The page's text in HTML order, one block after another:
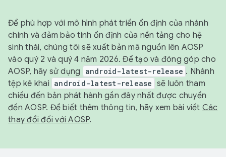
Để phù hợp với mô hình phát triển ổn định của nhánh
chính và đảm bảo tính ổn định của nền tảng cho hệ
sinh thái, chúng tôi sẽ xuất bản mã nguồn lên AOSP
vào quý 2 và quý 4 năm 2026. Để tạo và đóng góp cho
AOSP, hãy sử dụng
android-latest-release . Nhánh
tệp kê khai android-latest-release sẽ luôn tham
chiếu đến bản phát hành gần đây nhất được chuyển
đến AOSP. Để biết thêm thông tin, hãy xem bài viết Các
thay đổi đối với AOSP.